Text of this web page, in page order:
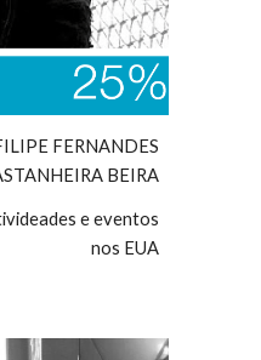
FERNANDES
BEIRA
e eventos
nos EUA